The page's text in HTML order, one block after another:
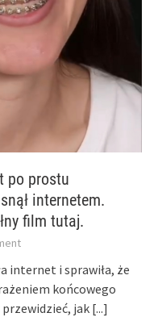
po prostu
internetem.
film tutaj.
internet i sprawiła, że
końcowego
jak [...]